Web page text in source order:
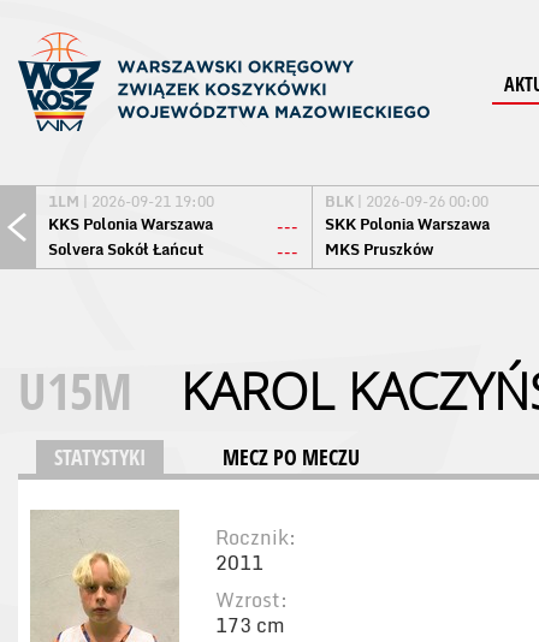
1LM | 2026-09-21 19:00
KKS Polonia Warszawa
---
Solvera Sokół Łańcut
---
BLK | 2026-09-26 00:00
SKK Polonia Warszawa
MKS Pruszków
U15M KAROL
STATYSTYKI MECZ PO MECZU
Rocznik:
2011
Wzrost:
173 cm